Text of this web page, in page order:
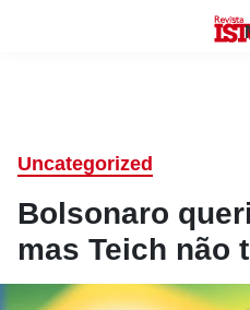
Uncategorized
Bolsonaro
mas Teich não